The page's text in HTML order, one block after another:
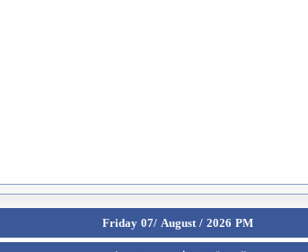
Friday 07/ August / 2026 PM